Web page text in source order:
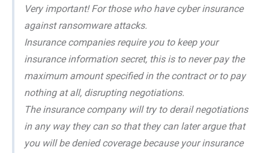
Very important! For those who have cyber insurance
against ransomware attacks.
Insurance companies require you to keep your
insurance information secret, this is to never pay the
maximum amount specified in the contract or to pay
nothing at all, disrupting negotiations.
The insurance company will try to derail negotiations
in any way they can so that they can later argue that
you will be denied coverage because your insurance